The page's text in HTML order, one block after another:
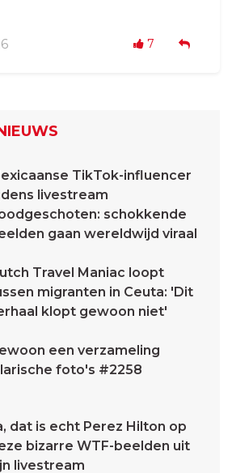
7
TikTok-influencer
livestream
schokkende
gaan wereldwijd viraal
Travel Maniac loopt
migranten in Ceuta: 'Dit
klopt gewoon niet'
een verzameling
foto's #2258
dat is echt Perez Hilton op
bizarre WTF-beelden uit
livestream